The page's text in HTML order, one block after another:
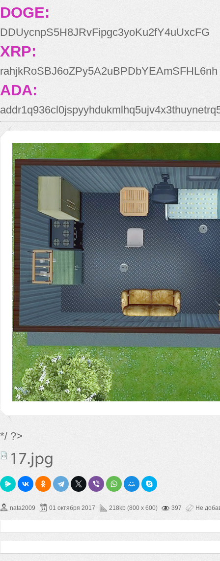
DOGE:
DDUycnpS5H8JRvFipgc3yoKu2fY4uUxcFG
XRP:
rahjkRoSBJ6oZPy5A2uBPDbYEAmSFHL6nh
ADA:
*/ ?>
nata2009 01 октября 2017 218kb (800 x 600) 397 Не